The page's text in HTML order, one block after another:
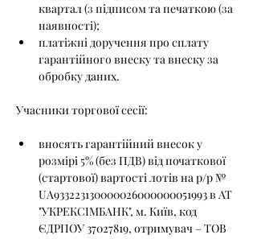
квартал (з підписом та печаткою (за
наявності);
платіжні доручення про сплату
гарантійного внеску та внеску за
обробку даних.
Учасники торгової сесії:
вносять гарантійний внесок у
розмірі 5% (без ПДВ) від початкової
(стартової) вартості лотів на р/р №
UA933223130000026000000051993 в АТ
"УКРЕКСІМБАНК", м. Київ, код
ЄДРПОУ 37027819, отримувач – ТОВ